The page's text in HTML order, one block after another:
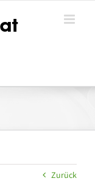
Zurück